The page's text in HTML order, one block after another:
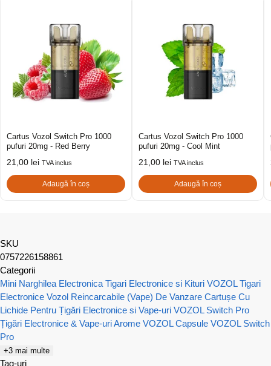
Cartus Vozol Switch Pro 1000
pufuri 20mg - Red Berry
21,00 lei TVA inclus
Adaugă în coș
Cartus Vozol Switch Pro 1000
pufuri 20mg - Cool Mint
21,00 lei TVA inclus
Adaugă în coș
SKU
0757226158861
Categorii
Mini Narghilea Electronica Tigari Electronice si Kituri VOZOL Tigari
Electronice Vozol Reincarcabile (Vape) De Vanzare Cartușe Cu
Lichide Pentru Țigări Electronice si Vape-uri VOZOL Switch Pro
Țigări Electronice & Vape-uriArome VOZOL Capsule VOZOL Switch
Pro
+3 mai multe
Tag-uri